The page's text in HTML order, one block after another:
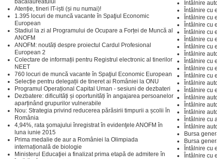
bacalaureatului
Atenție, tineri IT-iști (și nu numai)!
1.395 locuri de muncă vacante în Spaţiul Economic
European
Stadiul la zi al Programului de Ocupare a Forței de Muncă al
ANOFM
ANOFM: noutăți despre proiectul Cardul Profesional
European 2
Colectare de informații pentru Registrul electronic al tinerilor
NEET
760 locuri de muncă vacante în Spaţiul Economic European
Selecție pentru delegații de tineret ai României la ONU
Programul Operațional Capital Uman - sesiuni de dezbateri
Dezbatere: dificultăți și oportunități în angajarea persoanelor
aparținând grupurilor vulnerabile
Nou: Strategia privind reducerea părăsirii timpurii a școlii în
România
4,94%, rata şomajului înregistrat în evidenţele ANOFM în
luna iunie 2015
Prima medalie de aur a României la Olimpiada
internațională de biologie
Ministerul Educaţiei a finalizat prima etapă de admitere în
Întâlnire
Întâlnire cu
Întâlnire cu
Întâlnire cu
Întâlnire cu
Întâlnire cu
Întâlnire cu
Întâlnire
Întâlnire cu
Întâlnire cu
Întâlnire cu
Întâlnire
Întâlnire cu
Întâlnire
Întâlnire
Întâlnire
Întâlnire cu
Întâlnire
Bursa
Bursa
Întâlnire cu
Întâlnire cu